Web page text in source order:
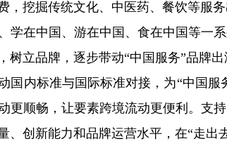
挖掘传统文化、中医药、餐饮等服务
学在中国、游在中国、食在中国等一
立品牌，逐步带动“中国服务”品牌出
国内标准与国际标准对接，为“中国服
更顺畅，让要素跨境流动更便利。支
创新能力和品牌运营水平，在“走出